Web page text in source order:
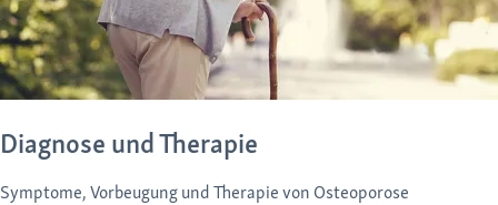
Diagnose und Therapie
Symptome, Vorbeugung und Therapie von Osteoporose